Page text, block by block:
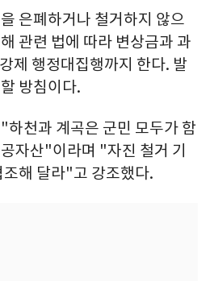
은폐하거나 철거하지 않으
관련 법에 따라 변상금과 과
제 행정대집행까지 한다. 발
방침이다.
하천과 계곡은 군민 모두가 함
자산"이라며 "자진 철거 기
해 달라"고 강조했다.